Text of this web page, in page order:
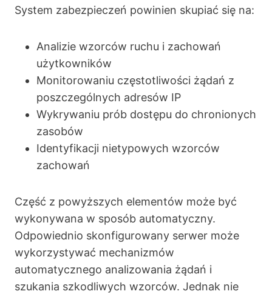
System zabezpieczeń powinien skupiać się na:
Analizie wzorców ruchu i zachowań
użytkowników
Monitorowaniu częstotliwości żądań z
poszczególnych adresów IP
Wykrywaniu prób dostępu do chronionych
zasobów
Identyfikacji nietypowych wzorców
zachowań
Część z powyższych elementów może być
wykonywana w sposób automatyczny.
Odpowiednio skonfigurowany serwer może
wykorzystywać mechanizmów
automatycznego analizowania żądań i
szukania szkodliwych wzorców. Jednak nie